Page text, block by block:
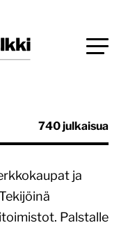
740 julkaisua
ja
Palstalle